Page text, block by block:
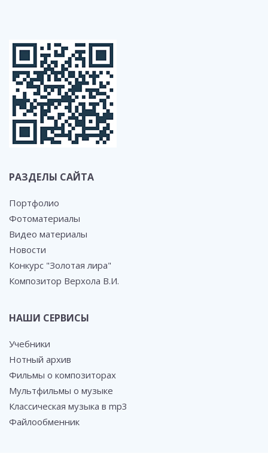
РАЗДЕЛЫ САЙТА
Портфолио
Фотоматериалы
Видео материалы
Новости
Конкурс "Золотая лира"
Композитор Верхола В.И.
НАШИ СЕРВИСЫ
Учебники
Нотный архив
Фильмы о композиторах
Мультфильмы о музыке
Классическая музыка в mp3
Файлообменник